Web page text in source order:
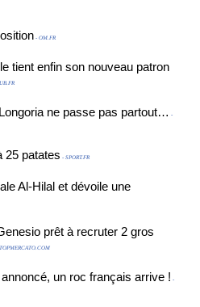
- OM.FR
tient enfin son nouveau patron
ne passe pas partout… -
25 patates - SPORT.FR
Al-Hilal et dévoile une
prêt à recruter 2 gros
un roc français arrive ! -